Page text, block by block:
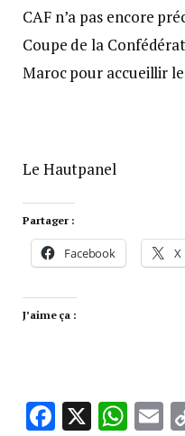
CAF n’a pas encore
Coupe de la
Maroc pour accueillir
Le Hautpanel
Partager :
Facebook X
J’aime ça :
Facebook
X